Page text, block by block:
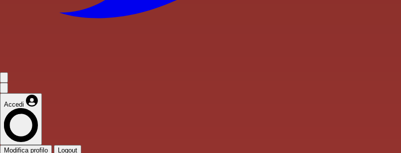
Accedi
Modifica profilo Logout